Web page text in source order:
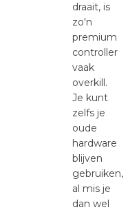
draait, is
zo'n
premium
controller
vaak
overkill.
Je kunt
zelfs je
oude
hardware
blijven
gebruiken,
al mis je
dan wel